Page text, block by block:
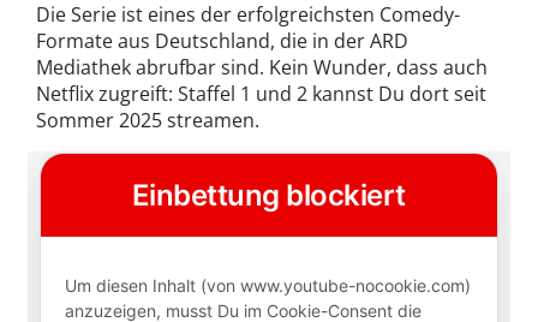
Die Serie ist eines der erfolgreichsten Comedy-
Formate aus Deutschland, die in der ARD
Mediathek abrufbar sind. Kein Wunder, dass auch
Netflix zugreift: Staffel 1 und 2 kannst Du dort seit
Sommer 2025 streamen.